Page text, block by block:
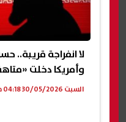
لا انفراجة قريبة..
وأمريكا دخلت
السبت 30/05/2026 04:18 م